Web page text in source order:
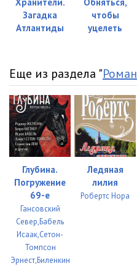
Roi_V_setyah_024
Roi_V_setyah_027
Roi_V_setyah_028
Roi_V_setyah_029
Roi_V_setyah_031
Roi_V_setyah_032
Roi_V_setyah_033
Roi_V_setyah_034
Хранители.
Загадка
Атлантиды
Обняться,
чтобы
уцелеть
Еще из раздела "Роман
Глубина.
Погружение
69-е
Гансовский
Север,Бабель
Исаак,Сетон-
Томпсон
Эрнест,Биленкин
Ледяная
лилия
Робертс Нора